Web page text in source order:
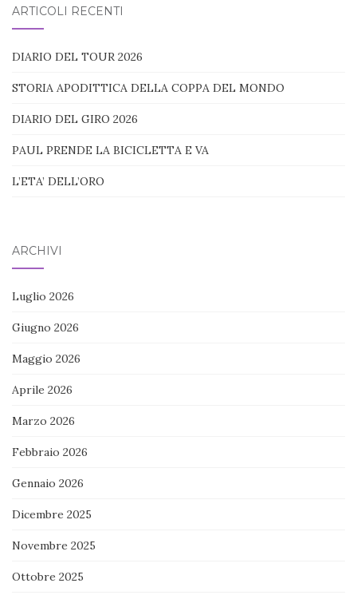
ARTICOLI RECENTI
DIARIO DEL TOUR 2026
STORIA APODITTICA DELLA COPPA DEL MONDO
DIARIO DEL GIRO 2026
PAUL PRENDE LA BICICLETTA E VA
L’ETA’ DELL’ORO
ARCHIVI
Luglio 2026
Giugno 2026
Maggio 2026
Aprile 2026
Marzo 2026
Febbraio 2026
Gennaio 2026
Dicembre 2025
Novembre 2025
Ottobre 2025